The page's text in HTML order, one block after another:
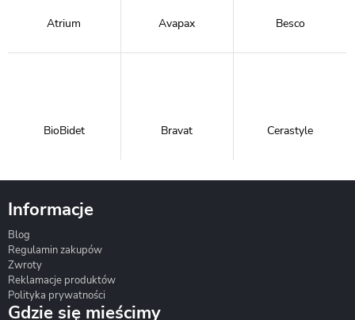
Atrium Avapax Besco
BioBidet Bravat Cerastyle
Informacje
Blog
Regulamin zakupów
Zwroty
Reklamacje produktów
Polityka prywatności
Gdzie się mieścimy